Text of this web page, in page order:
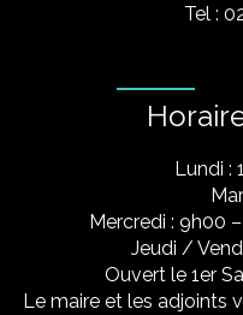
Tel :
Lundi :
Mercredi : 9h00
Jeudi /
Ouvert le 1er
Le maire et les adjoints